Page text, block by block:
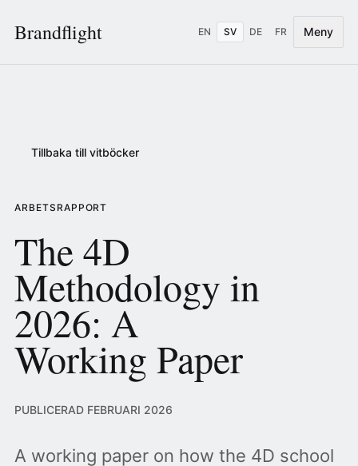
Brandflight EN SV DE FR Meny
Tillbaka till vitböcker
ARBETSRAPPORT
The 4D
Methodology in
2026: A
Working Paper
PUBLICERAD FEBRUARI 2026
A working paper on how the 4D school